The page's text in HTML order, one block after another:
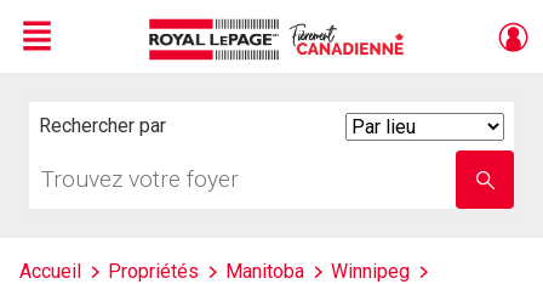
Menu
Rechercher par
votre
nom
Accueil Propriétés Manitoba
Winnipeg